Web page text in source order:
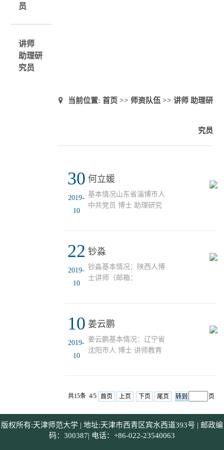
员
讲师
助理研
究员
当前位置: 首页 >> 师资队伍 >> 讲师 助理研
究员
30
2019-
10
何立媛
基本情况山东省淄博市人
中共党员 博士 助理研究
获教育学硕士学位2013-
学博士学位2015-2016英国
南安普顿大学视觉与认知
与认知。科研项目1.2017
年天津市哲学社会科学规
划(一般)项目：汉语阅读
22
2019-
10
钞淼
钞淼基本情况：陕西人博
士讲师（邮箱：
2015中国科学院心理研究
2018中国科学院心理研究
所获理学博士学位研究兴
[1]. Chao, M., Xue, D.,
B. J. (2020). Media use and
acute psychological
10
2019-
10
姜云鹏
姜云鹏基本情况：辽宁省
沈阳市人 博士 讲师教育
学硕士学位2013-2018清华
兴趣：利用脑电（ERP和
SSVEP）和磁共振成像
（MRI、DTI、fMRI和rs-
共15条 4/5 首页 上页 下页 尾页 页
版权所有:天津师范大学 | 地址:天津市西青区宾水西道393号 | 邮政编
码：300387| 电话：+86-022-23540063